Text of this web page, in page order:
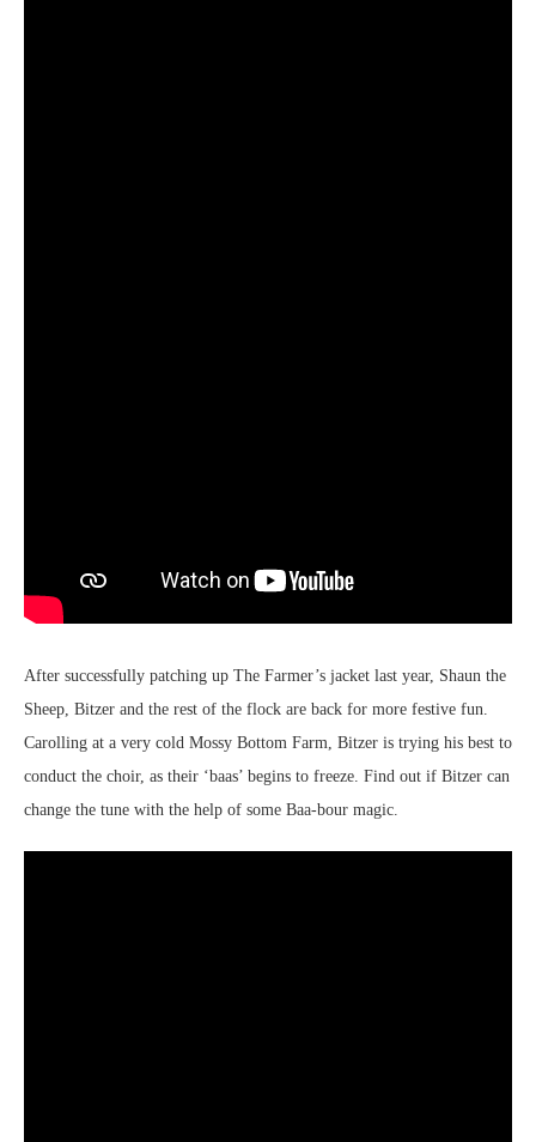
After successfully patching up The Farmer’s jacket last year, Shaun the
Sheep, Bitzer and the rest of the flock are back for more festive fun.
Carolling at a very cold Mossy Bottom Farm, Bitzer is trying his best to
conduct the choir, as their ‘baas’ begins to freeze. Find out if Bitzer can
change the tune with the help of some Baa-bour magic.